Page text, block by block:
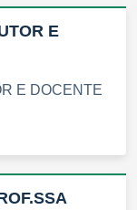
E
E DOCENTE